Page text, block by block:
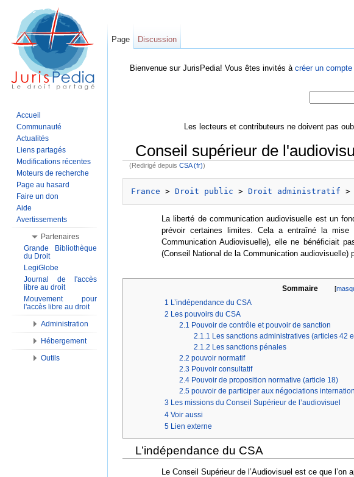
Bienvenue sur JurisPedia! Vous êtes invités à créer un compte
Les lecteurs et contributeurs ne doivent pas
Conseil supérieur de
(Redirigé depuis CSA (fr))
France > Droit public > Droit administratif >
La liberté de communication audiovisuelle est un
prévoir certaines limites. Cela a entraîné la mise
Communication Audiovisuelle), elle ne bénéficiait
(Conseil National de la Communication audiovisuelle)
Sommaire [
1 L’indépendance du CSA
2 Les pouvoirs du CSA
2.1 Pouvoir de contrôle et pouvoir de sanction
2.1.1 Les sanctions administratives (articles 42
2.1.2 Les sanctions pénales
2.2 pouvoir normatif
2.3 Pouvoir consultatif
2.4 Pouvoir de proposition normative (article 18)
2.5 pouvoir de participer aux négociations
3 Les missions du Conseil Supérieur de l’audiovisuel
4 Voir aussi
5 Lien externe
L’indépendance du CSA
Le Conseil Supérieur de l’Audiovisuel est ce que l’on
Page Discussion
Accueil
Communauté
Actualités
Liens partagés
Modifications récentes
Moteurs de recherche
Page au hasard
Faire un don
Aide
Avertissements
Partenaires
Grande Bibliothèque
du Droit
LegiGlobe
Journal de l'accès
libre au droit
Mouvement pour
l'accès libre au droit
Administration
Hébergement
Outils